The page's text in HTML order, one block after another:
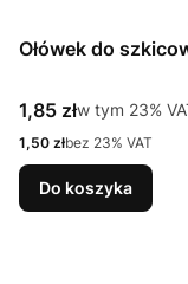
Ołówek do
Cena brutto
1,85 złw tym %s VAT
w tym 23%
Cena netto
1,50 złbez 23% VAT
Do koszyka